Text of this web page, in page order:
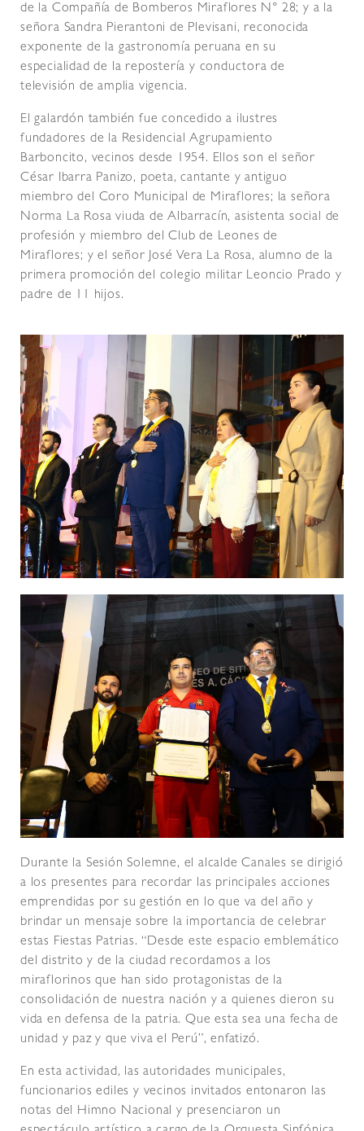
de la Compañía de Bomberos Miraflores N° 28; y a la
señora Sandra Pierantoni de Plevisani, reconocida
exponente de la gastronomía peruana en su
especialidad de la repostería y conductora de
televisión de amplia vigencia.
El galardón también fue concedido a ilustres
fundadores de la Residencial Agrupamiento
Barboncito, vecinos desde 1954. Ellos son el señor
César Ibarra Panizo, poeta, cantante y antiguo
miembro del Coro Municipal de Miraflores; la señora
Norma La Rosa viuda de Albarracín, asistenta social de
profesión y miembro del Club de Leones de
Miraflores; y el señor José Vera La Rosa, alumno de la
primera promoción del colegio militar Leoncio Prado y
padre de 11 hijos.
Durante la Sesión Solemne, el alcalde Canales se dirigió
a los presentes para recordar las principales acciones
emprendidas por su gestión en lo que va del año y
brindar un mensaje sobre la importancia de celebrar
estas Fiestas Patrias. “Desde este espacio emblemático
del distrito y de la ciudad recordamos a los
miraflorinos que han sido protagonistas de la
consolidación de nuestra nación y a quienes dieron su
vida en defensa de la patria. Que esta sea una fecha de
unidad y paz y que viva el Perú”, enfatizó.
En esta actividad, las autoridades municipales,
funcionarios ediles y vecinos invitados entonaron las
notas del Himno Nacional y presenciaron un